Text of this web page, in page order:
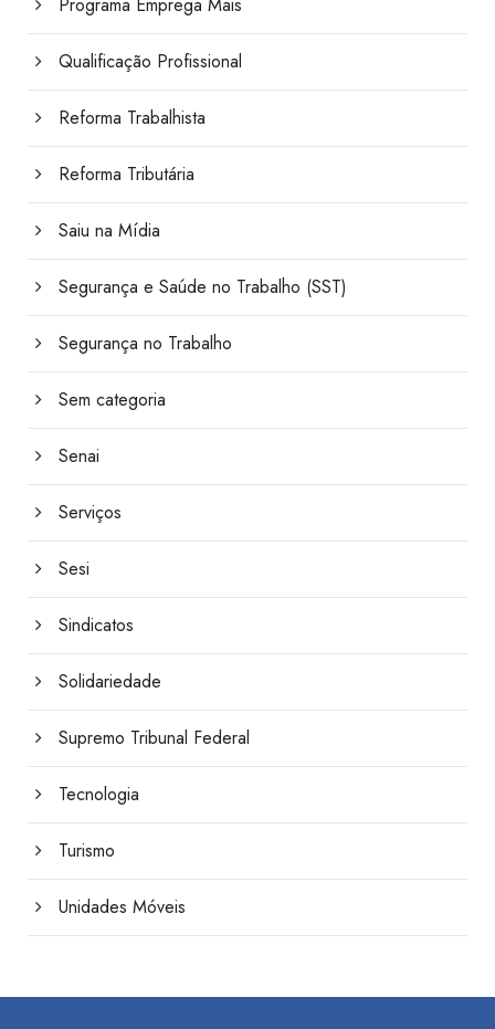
Programa Emprega Mais
Qualificação Profissional
Reforma Trabalhista
Reforma Tributária
Saiu na Mídia
Segurança e Saúde no Trabalho (SST)
Segurança no Trabalho
Sem categoria
Senai
Serviços
Sesi
Sindicatos
Solidariedade
Supremo Tribunal Federal
Tecnologia
Turismo
Unidades Móveis